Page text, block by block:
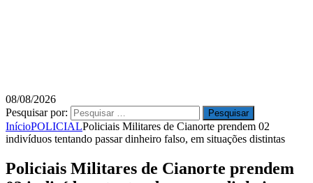
08/08/2026
Pesquisar por:
InícioPOLICIALPoliciais Militares de Cianorte prendem 02
indivíduos tentando passar dinheiro falso, em situações distintas
Policiais Militares de Cianorte prendem